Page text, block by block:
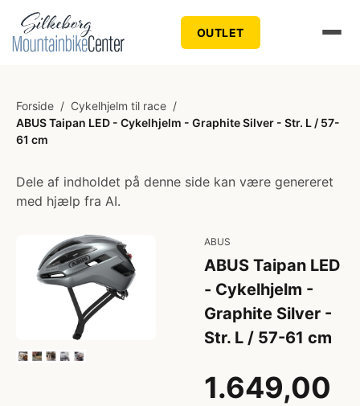
OUTLET
Forside / Cykelhjelm til race /
ABUS Taipan LED - Cykelhjelm - Graphite Silver - Str. L / 57-
61 cm
Dele af indholdet på denne side kan være genereret
med hjælp fra AI.
ABUS
ABUS Taipan LED
- Cykelhjelm -
Graphite Silver -
Str. L / 57-61 cm
1.649,00